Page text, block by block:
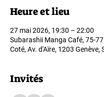
Heure et lieu
27 mai 2026, 19:30 – 22:00
Subarashii Manga Café, 75-77
Coté, Av. d'Aïre, 1203 Genève,
Invités